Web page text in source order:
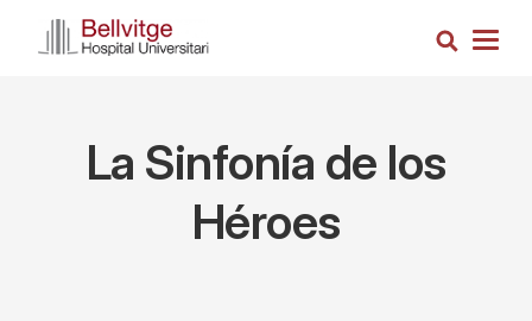
Busca
La Sinfonía de los
Héroes